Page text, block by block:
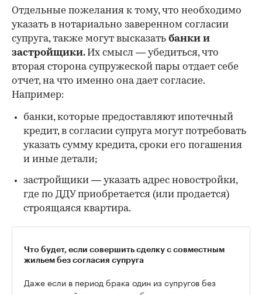
Отдельные пожелания к тому, что необходимо
указать в нотариально заверенном согласии
супруга, также могут высказать банки и
застройщики. Их смысл — убедиться, что
вторая сторона супружеской пары отдает себе
отчет, на что именно она дает согласие.
Например:
банки, которые предоставляют ипотечный
кредит, в согласии супруга могут потребовать
указать сумму кредита, сроки его погашения
и иные детали;
застройщики — указать адрес новостройки,
где по ДДУ приобретается (или продается)
строящаяся квартира.
Что будет, если совершить сделку с совместным
жильем без согласия супруга
Даже если в период брака один из супругов без